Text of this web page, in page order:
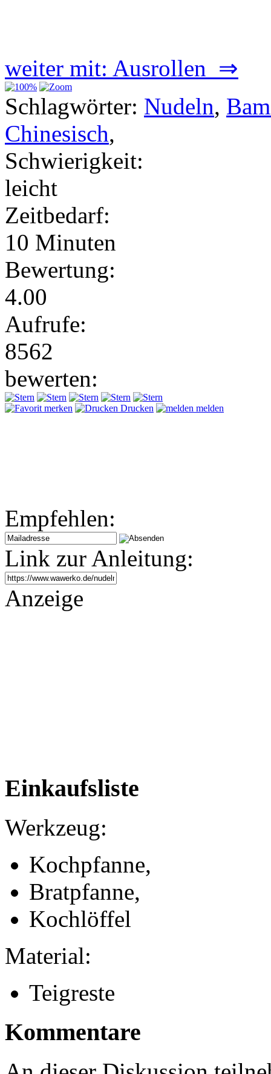
weiter mit: Ausrollen ⇒
Schlagwörter: Nudeln,
Chinesisch,
Schwierigkeit:
leicht
Zeitbedarf:
10 Minuten
Bewertung:
4.00
Aufrufe:
8562
bewerten:
merken Drucken melden
Empfehlen:
Link zur Anleitung:
Anzeige
Einkaufsliste
Werkzeug:
Kochpfanne,
Bratpfanne,
Kochlöffel
Material:
Teigreste
Kommentare